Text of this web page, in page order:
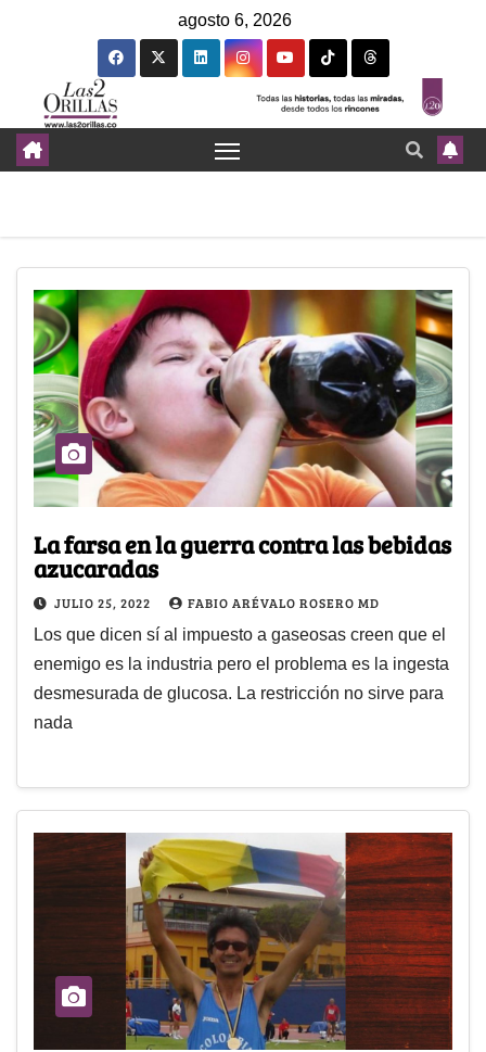
agosto 6, 2026
La farsa en la guerra contra las bebidas
azucaradas
JULIO 25, 2022 FABIO ARÉVALO ROSERO MD
Los que dicen sí al impuesto a gaseosas creen que el
enemigo es la industria pero el problema es la ingesta
desmesurada de glucosa. La restricción no sirve para
nada